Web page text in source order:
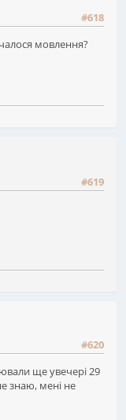
#618
мовлення?
#619
#620
ще увечері 29
знаю, мені не